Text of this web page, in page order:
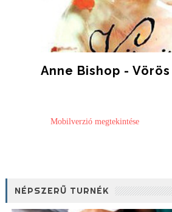
Anne Bishop -
Mobilverzió megtekintése
NÉPSZERŰ TURNÉK